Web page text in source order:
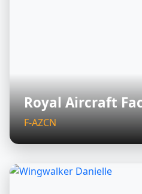
Royal Aircraft
F-AZCN